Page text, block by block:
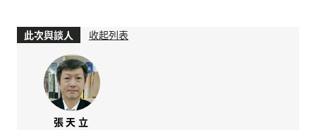
此次與談人 收起列表
張天立